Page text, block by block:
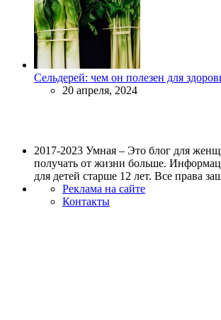
Сельдерей: чем он полезен для
20 апреля, 2024
2017-2023 Умная – Это блог для
получать от жизни больше.
для детей старше 12 лет. Все права
Реклама на сайте
Контакты